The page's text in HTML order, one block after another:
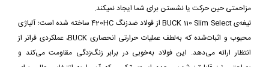
مزاحمتی حین حرکت یا نشستن برای شما ایجاد نمیکند.
تیغه‌ی BUCK 110 Slim Select از فولاد ضدزنگ 420HC ساخته شده است؛ آلیاژی
محبوب و اثبات‌شده که به‌لطف عملیات حرارتی انحصاری BUCK، عملکردی فراتر از
انتظار ارائه می‌دهد. این فولاد به‌خوبی در برابر زنگ‌زدگی مقاومت می‌کند و